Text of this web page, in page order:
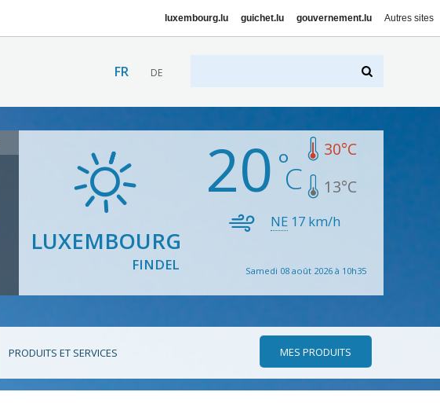
luxembourg.lu guichet.lu gouvernement.lu Autres sites
FR DE
LUXEMBOURG
FINDEL
20 30°C
13°C
NE 17 km/h
Samedi 08 août 2026 à 10h35
PRODUITS ET SERVICES MES PRODUITS